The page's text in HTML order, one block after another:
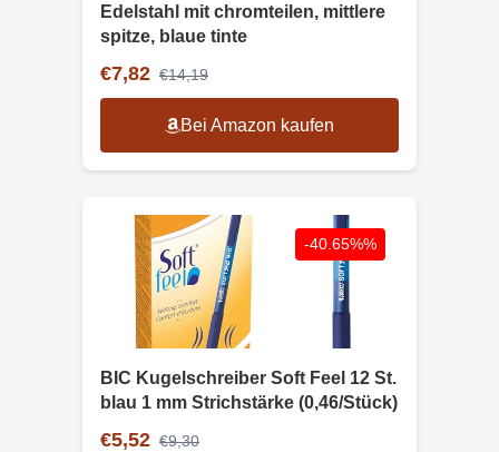
Edelstahl mit chromteilen, mittlere
spitze, blaue tinte
€7,82 €14,19
Bei Amazon kaufen
-40.65%%
BIC Kugelschreiber Soft Feel 12 St.
blau 1 mm Strichstärke (0,46/Stück)
€5,52 €9,30